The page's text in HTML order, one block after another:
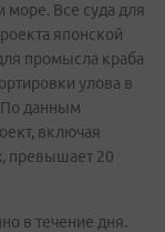
Все суда для
японской
промысла краба
улова в
данным
включая
превышает 20
в течение дня.